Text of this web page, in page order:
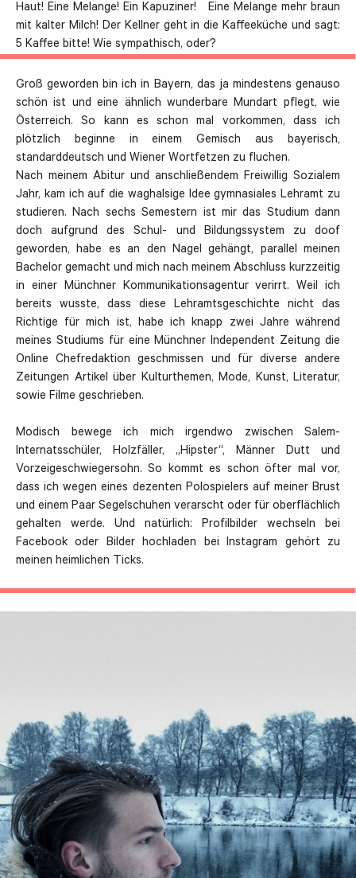
Haut! Eine Melange! Ein Kapuziner! Eine Melange mehr braun
mit kalter Milch! Der Kellner geht in die Kaffeeküche und sagt:
5 Kaffee bitte! Wie sympathisch, oder?
Groß geworden bin ich in Bayern, das ja mindestens genauso
schön ist und eine ähnlich wunderbare Mundart pflegt, wie
Österreich. So kann es schon mal vorkommen, dass ich
plötzlich beginne in einem Gemisch aus bayerisch,
standarddeutsch und Wiener Wortfetzen zu fluchen.
Nach meinem Abitur und anschließendem Freiwillig Sozialem
Jahr, kam ich auf die waghalsige Idee gymnasiales Lehramt zu
studieren. Nach sechs Semestern ist mir das Studium dann
doch aufgrund des Schul- und Bildungssystem zu doof
geworden, habe es an den Nagel gehängt, parallel meinen
Bachelor gemacht und mich nach meinem Abschluss kurzzeitig
in einer Münchner Kommunikationsagentur verirrt. Weil ich
bereits wusste, dass diese Lehramtsgeschichte nicht das
Richtige für mich ist, habe ich knapp zwei Jahre während
meines Studiums für eine Münchner Independent Zeitung die
Online Chefredaktion geschmissen und für diverse andere
Zeitungen Artikel über Kulturthemen, Mode, Kunst, Literatur,
sowie Filme geschrieben.
Modisch bewege ich mich irgendwo zwischen Salem-
Internatsschüler, Holzfäller, „Hipster“, Männer Dutt und
Vorzeigeschwiegersohn. So kommt es schon öfter mal vor,
dass ich wegen eines dezenten Polospielers auf meiner Brust
und einem Paar Segelschuhen verarscht oder für oberflächlich
gehalten werde. Und natürlich: Profilbilder wechseln bei
Facebook oder Bilder hochladen bei Instagram gehört zu
meinen heimlichen Ticks.